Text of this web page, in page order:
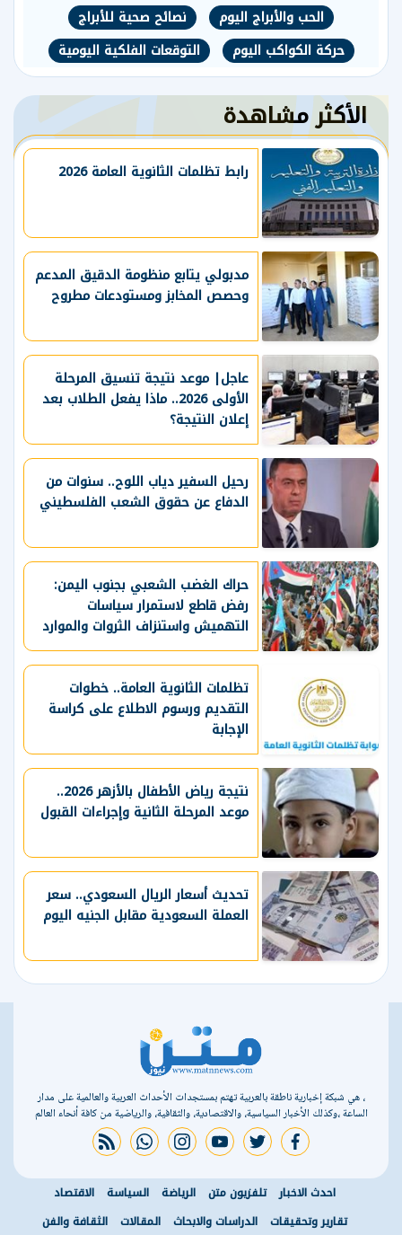
الحب والأبراج اليوم
نصائح صحية للأبراج
حركة الكواكب اليوم
التوقعات الفلكية اليومية
الأكثر مشاهدة
رابط تظلمات الثانوية العامة 2026
مدبولي يتابع منظومة الدقيق المدعم
وحصص المخابز ومستودعات مطروح
عاجل| موعد نتيجة تنسيق المرحلة
الأولى 2026.. ماذا يفعل الطلاب بعد
إعلان النتيجة؟
رحيل السفير دياب اللوح.. سنوات من
الدفاع عن حقوق الشعب الفلسطيني
حراك الغضب الشعبي بجنوب اليمن:
رفض قاطع لاستمرار سياسات
التهميش واستنزاف الثروات والموارد
الحيوية
تظلمات الثانوية العامة.. خطوات
التقديم ورسوم الاطلاع على كراسة
الإجابة
نتيجة رياض الأطفال بالأزهر 2026..
موعد المرحلة الثانية وإجراءات القبول
تحديث أسعار الريال السعودي.. سعر
العملة السعودية مقابل الجنيه اليوم
، هي شبكة إخبارية ناطقة بالعربية تهتم بمستجدات الأحداث العربية والعالمية على مدار
الساعة ،وكذلك الأخبار السياسية، والاقتصادية، والثقافية، والرياضية من كافة أنحاء العالم
facebook
twitter
youtube
instagram
whatsapp
rss feed
احدث الاخبار تلفزيون متن الرياضة السياسة
الاقتصاد
تقارير وتحقيقات
الدراسات والابحاث المقالات الثقافة والفن